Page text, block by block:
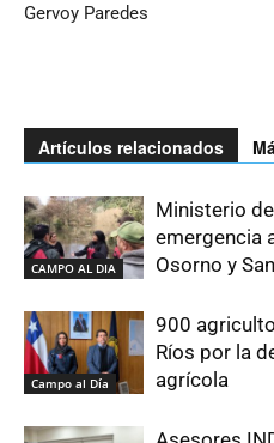
Gervoy Paredes
Artículos relacionados
CAMPO AL DIA
Ministerio
emergencia
Osorno y
Campo al Día
900
Ríos por la
agrícola